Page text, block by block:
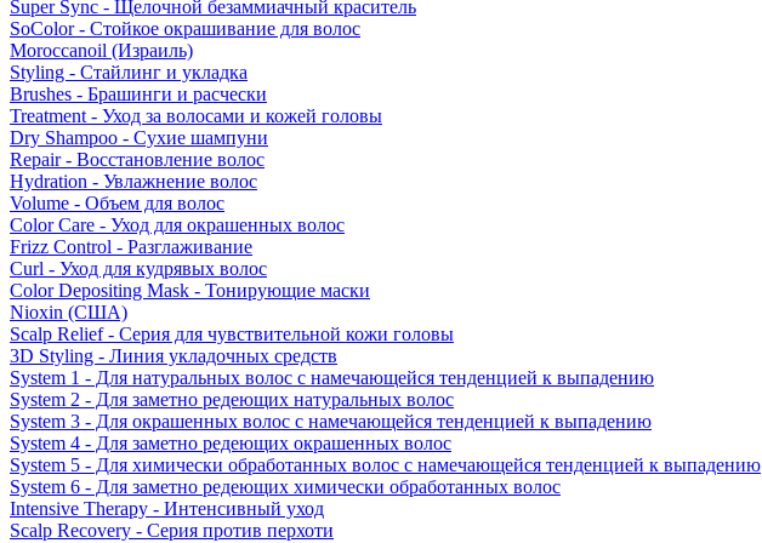
Super Sync - Щелочной безаммиачный краситель
SoColor - Стойкое окрашивание для волос
Moroccanoil (Израиль)
Styling - Стайлинг и укладка
Brushes - Брашинги и расчески
Treatment - Уход за волосами и кожей головы
Dry Shampoo - Сухие шампуни
Repair - Восстановление волос
Hydration - Увлажнение волос
Volume - Объем для волос
Color Care - Уход для окрашенных волос
Frizz Control - Разглаживание
Curl - Уход для кудрявых волос
Color Depositing Mask - Тонирующие маски
Nioxin (США)
Scalp Relief - Серия для чувствительной кожи головы
3D Styling - Линия укладочных средств
System 1 - Для натуральных волос с намечающейся тенденцией к выпадению
System 2 - Для заметно редеющих натуральных волос
System 3 - Для окрашенных волос с намечающейся тенденцией к выпадению
System 4 - Для заметно редеющих окрашенных волос
System 5 - Для химически обработанных волос с намечающейся тенденцией к выпадению
System 6 - Для заметно редеющих химически обработанных волос
Intensive Therapy - Интенсивный уход
Scalp Recovery - Серия против перхоти